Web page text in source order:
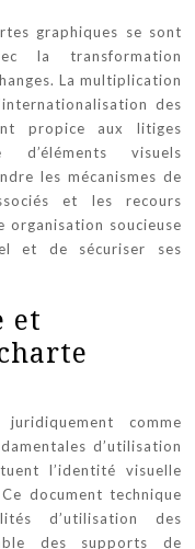
graphiques se sont
la transformation
La multiplication
des
propice aux litiges
d’éléments visuels
les mécanismes de
et les recours
organisation soucieuse
et de sécuriser ses
et
comme
d’utilisation
l’identité visuelle
document technique
d’utilisation des
des supports de